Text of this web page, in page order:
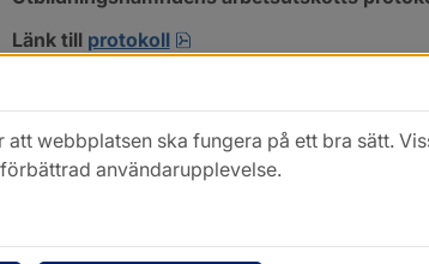
Länk till protokoll pdf, 91.9 kB.
webbplatsen ska fungera på ett bra sätt.
användarupplevelse.